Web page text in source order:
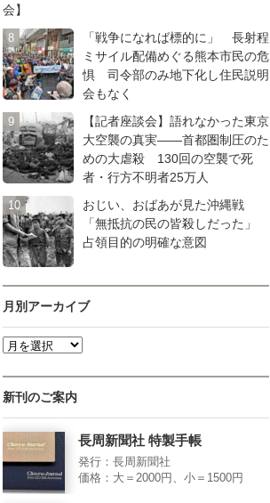
会】
「戦争になれば標的に」 長射程
ミサイル配備めぐる熊本市民の危
惧 司令部のみ地下化し住民説明
会もなく
【記者座談会】語れなかった東京
大空襲の真実――首都圏制圧のた
めの大虐殺 130回の空襲で死
者・行方不明者25万人
おじい、おばあが見た沖縄戦
「無抵抗の民の皆殺しだった」
占領目的の明確な意図
月別アーカイブ
新刊のご案内
長周新聞社 特製手帳
発行：長周新聞社
価格：大＝2000円、小＝1500円